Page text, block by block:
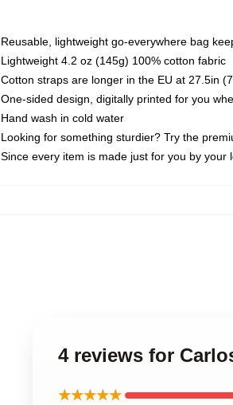
Reusable, lightweight go-everywhere bag
Lightweight 4.2 oz (145g) 100% cotton fabric
Cotton straps are longer in the EU at 27.5in
One-sided design, digitally printed for you
Hand wash in cold water
Looking for something sturdier? Try the
Since every item is made just for you by
4 reviews for
★★★★★